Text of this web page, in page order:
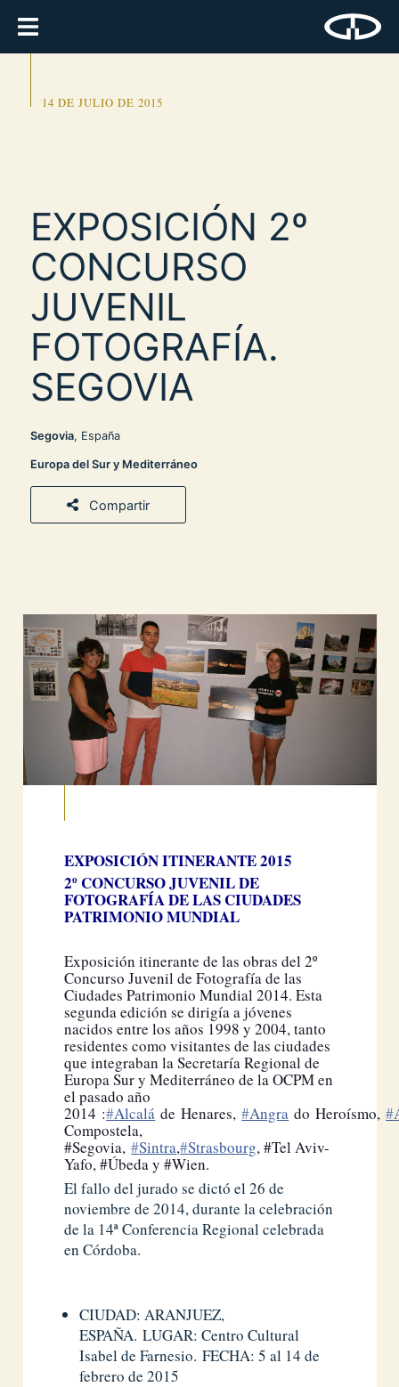
14 DE JULIO DE 2015
EXPOSICIÓN 2º
CONCURSO
JUVENIL
FOTOGRAFÍA.
SEGOVIA
Segovia, España
Europa del Sur y Mediterráneo
Compartir
EXPOSICIÓN ITINERANTE 2015
2º CONCURSO JUVENIL DE
FOTOGRAFÍA DE LAS CIUDADES
PATRIMONIO MUNDIAL
Exposición itinerante de las obras del 2º
Concurso Juvenil de Fotografía de las
Ciudades Patrimonio Mundial 2014. Esta
segunda edición se dirigía a jóvenes
nacidos entre los años 1998 y 2004, tanto
residentes como visitantes de las ciudades
que integraban la Secretaría Regional de
Europa Sur y Mediterráneo de la OCPM en
el pasado año
2014 :‪#‎Alcalá‬ de Henares,‪#‎Angra‬ do Heroísmo,‪#‎
Compostela,
#Segovia,‪#‎Sintra‬,‪#‎Strasbourg‬, #Tel Aviv-
Yafo, #Úbeda y #Wien.
El fallo del jurado se dictó el 26 de
noviembre de 2014, durante la celebración
de la 14ª Conferencia Regional celebrada
en Córdoba.
CIUDAD: ARANJUEZ,
ESPAÑA. LUGAR: Centro Cultural
Isabel de Farnesio. FECHA: 5 al 14 de
febrero de 2015